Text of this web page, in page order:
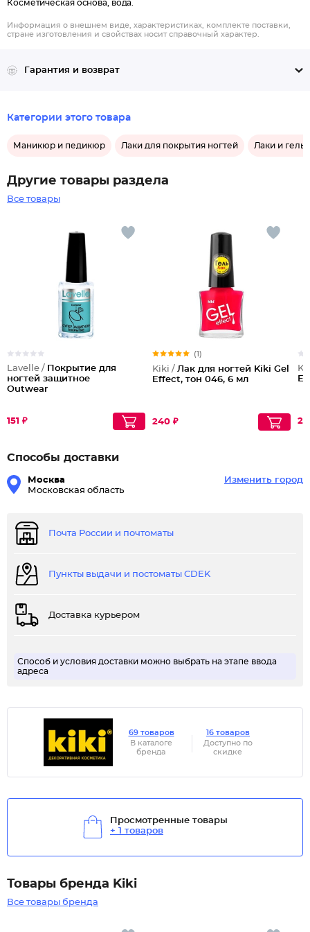
Косметическая основа, вода.
Информация о внешнем виде, характеристиках, комплекте поставки,
стране изготовления и свойствах носит справочный характер.
Гарантия и возврат
Категории этого товара
Маникюр и педикюр Лаки для покрытия ногтей Лаки и
Другие товары раздела
Все товары
Lavelle / Покрытие для
ногтей защитное
Outwear
151 ₽
(1)
Kiki / Лак для ногтей Kiki Gel
Effect, тон 046, 6 мл
240 ₽
Способы доставки
Москва
Московская область
Изменить город
Почта России и почтоматы
Пункты выдачи и постоматы CDEK
Доставка курьером
Способ и условия доставки можно выбрать на этапе ввода
адреса
69 товаров
В каталоге
бренда
16 товаров
Доступно по
скидке
Просмотренные товары
+ 1 товаров
Товары бренда Kiki
Все товары бренда